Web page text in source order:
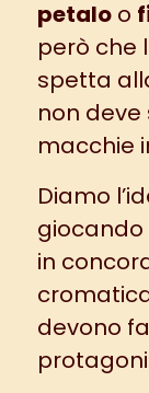
petaloo
però che
spetta
non
macchie
Diamo
in
devono